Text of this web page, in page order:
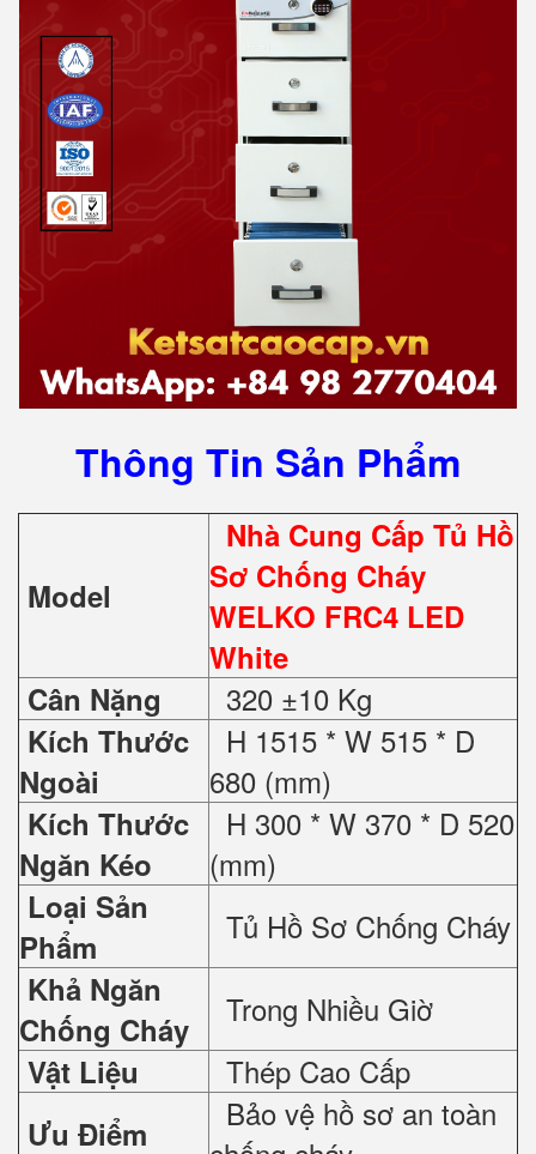
Thông Tin Sản Phẩm
Model
Nhà Cung Cấp Tủ Hồ
Sơ Chống Cháy
WELKO FRC4 LED
White
Cân Nặng
320 ±10 Kg
Kích Thước
Ngoài
H 1515 * W 515 * D
680 (mm)
Kích Thước
Ngăn Kéo
H 300 * W 370 * D 520
(mm)
Loại Sản
Phẩm
Tủ Hồ Sơ Chống Cháy
Khả Ngăn
Chống Cháy
Trong Nhiều Giờ
Vật Liệu Thép Cao Cấp
Ưu Điểm
Bảo vệ hồ sơ an toàn